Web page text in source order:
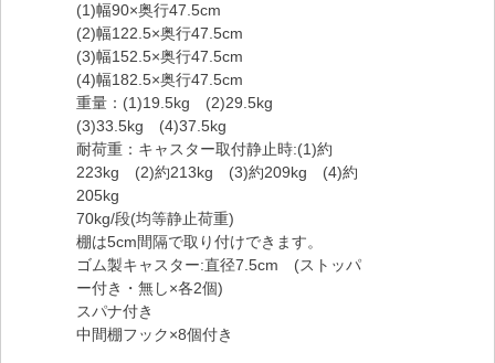
(1)幅90×奥行47.5cm
(2)幅122.5×奥行47.5cm
(3)幅152.5×奥行47.5cm
(4)幅182.5×奥行47.5cm
重量：(1)19.5kg (2)29.5kg
(3)33.5kg (4)37.5kg
耐荷重：キャスター取付静止時:(1)約
223kg (2)約213kg (3)約209kg (4)約
205kg
70kg/段(均等静止荷重)
棚は5cm間隔で取り付けできます。
ゴム製キャスター:直径7.5cm (ストッパ
ー付き・無し×各2個)
スパナ付き
中間棚フック×8個付き